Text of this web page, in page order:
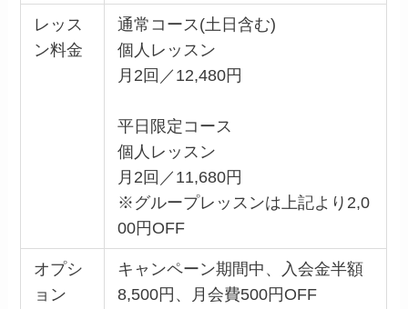
レッス
ン料金
通常コース(土日含む)
個人レッスン
月2回／12,480円
平日限定コース
個人レッスン
月2回／11,680円
※グループレッスンは上記より2,0
00円OFF
オプシ
ョン
キャンペーン期間中、入会金半額
8,500円、月会費500円OFF